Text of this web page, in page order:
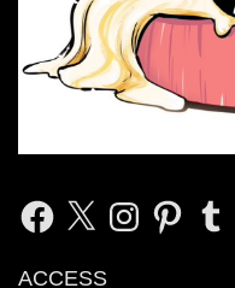
Facebook
X InstagramPinterestTumblr
ACCESS